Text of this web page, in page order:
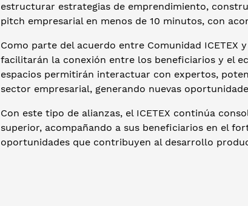
estructurar estrategias de emprendimiento,
pitch empresarial en menos de 10 minutos, con
Como parte del acuerdo entre Comunidad ICETEX
facilitarán la conexión entre los beneficiarios y el
espacios permitirán interactuar con expertos,
sector empresarial, generando nuevas
Con este tipo de alianzas, el ICETEX continúa
superior, acompañando a sus beneficiarios en el
oportunidades que contribuyen al desarrollo